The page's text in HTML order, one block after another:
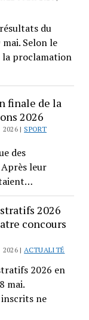
du
Selon le
la proclamation
finale de la
2026
2026 | SPORT
des
leur
2026
concours
2026 | ACTUALITÉ
2026 en
mai.
ne